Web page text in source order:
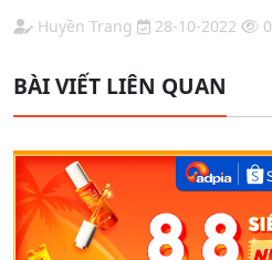
Huyền Trang 28-10-2022 0
BÀI VIẾT LIÊN QUAN